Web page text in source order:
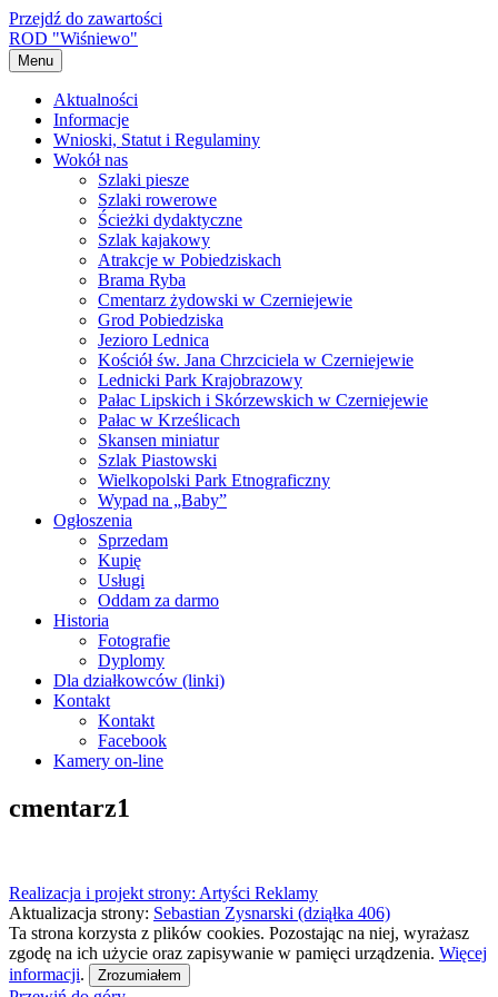
Przejdź do zawartości
ROD "Wiśniewo"
Menu
Aktualności
Informacje
Wnioski, Statut i Regulaminy
Wokół nas
Szlaki piesze
Szlaki rowerowe
Ścieżki dydaktyczne
Szlak kajakowy
Atrakcje w Pobiedziskach
Brama Ryba
Cmentarz żydowski w Czerniejewie
Grod Pobiedziska
Jezioro Lednica
Kościół św. Jana Chrzciciela w Czerniejewie
Lednicki Park Krajobrazowy
Pałac Lipskich i Skórzewskich w Czerniejewie
Pałac w Krześlicach
Skansen miniatur
Szlak Piastowski
Wielkopolski Park Etnograficzny
Wypad na „Baby”
Ogłoszenia
Sprzedam
Kupię
Usługi
Oddam za darmo
Historia
Fotografie
Dyplomy
Dla działkowców (linki)
Kontakt
Kontakt
Facebook
Kamery on-line
cmentarz1
Realizacja i projekt strony: Artyści Reklamy
Aktualizacja strony: Sebastian Zysnarski (dziąłka 406)
Ta strona korzysta z plików cookies. Pozostając na niej, wyrażasz
zgodę na ich użycie oraz zapisywanie w pamięci urządzenia. Więcej
informacji. Zrozumiałem